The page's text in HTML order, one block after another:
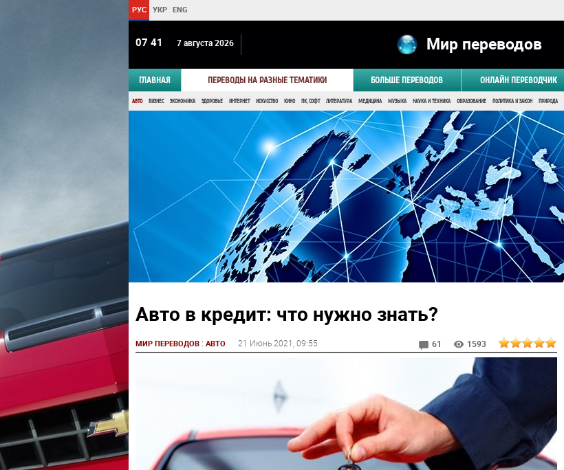
РУС УКР ENG
07:41 7 августа 2026 Мир переводов
ГЛАВНАЯ ПЕРЕВОДЫ НА РАЗНЫЕ ТЕМАТИКИ БОЛЬШЕ ПЕРЕВОДОВ ОНЛАЙН ПЕРЕВОДЧИК
АВТО БИЗНЕС ЭКОНОМИКА ЗДОРОВЬЕ ИНТЕРНЕТ ИСКУССТВО КИНО ПК, СОФТ ЛИТЕРАТУРА МЕДИЦИНА МУЗЫКА НАУКА И ТЕХНИКА ОБРАЗОВАНИЕ ПОЛИТИКА И ЗАКОН ПРИРОДА
Авто в кредит: что нужно знать?
МИР ПЕРЕВОДОВ: АВТО 21 Июнь 2021 , 09:55 61 1593